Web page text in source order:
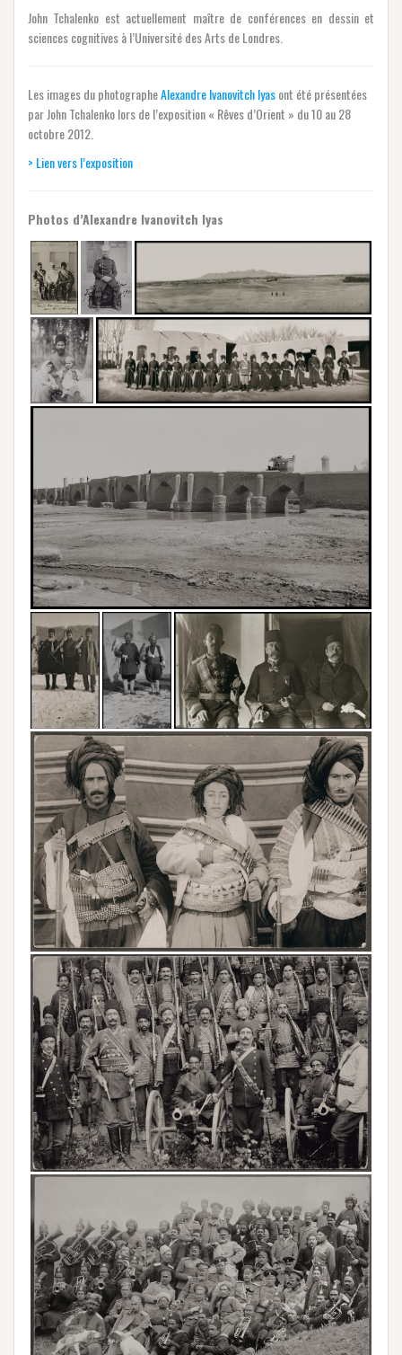
John Tchalenko est actuellement maître de conférences en dessin et
sciences cognitives à l’Université des Arts de Londres.
Les images du photographeAlexandre Ivanovitch Iyasont été présentées
par John Tchalenko lors de l’exposition « Rêves d’Orient » du 10 au 28
octobre 2012.
> Lien vers l’exposition
Photos d’Alexandre Ivanovitch Iyas